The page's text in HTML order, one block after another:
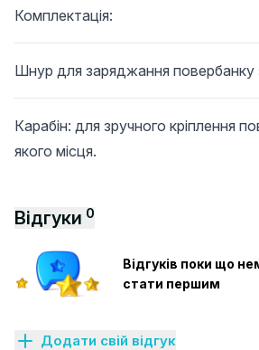
Комплектація:
Шнур для заряджання
Карабін: для зручного кріплення
якого місця.
Відгуки 0
Відгуків поки що
стати першим
Додати свій відгук